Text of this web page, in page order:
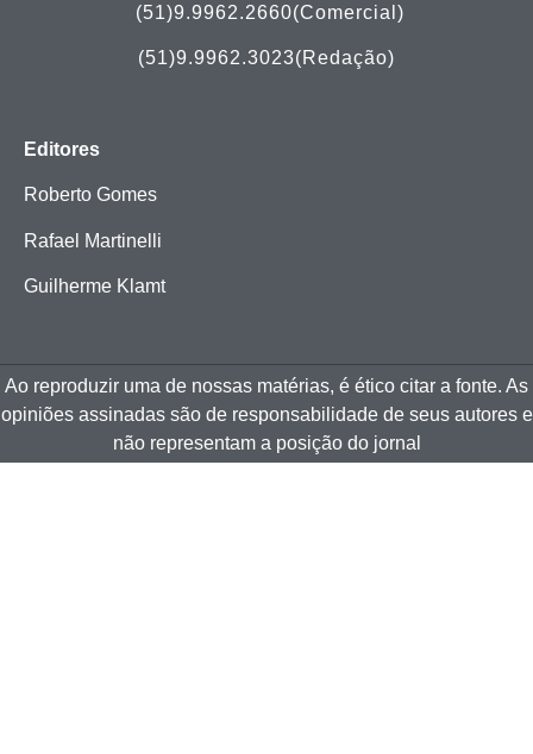
(51)9.9962.2660(Comercial)
(51)9.9962.3023(Redação)
Editores
Roberto Gomes
Rafael Martinelli
Guilherme Klamt
Ao reproduzir uma de nossas matérias, é ético citar a fonte. As
opiniões assinadas são de responsabilidade de seus autores e
não representam a posição do jornal